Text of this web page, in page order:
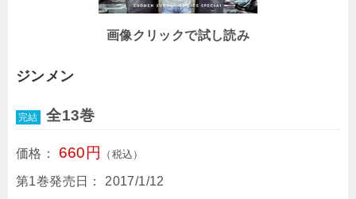
画像クリックで試し読み
ジンメン
完結 全13巻
価格： 660円 （税込）
第1巻発売日：
2017/1/12